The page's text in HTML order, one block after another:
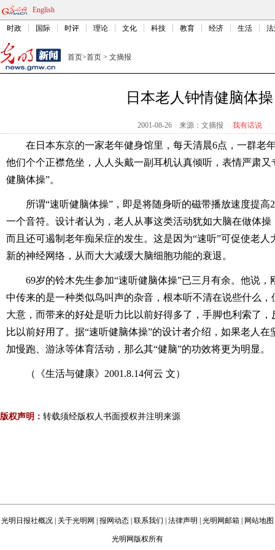
English
时政 国际 时评 理论 文化 科技 教育 经济 生活
首页>首页 > 文摘报
日本老人钟情健脑体操
2001-08-26 来源：文摘报 我有话说
在日本东京的一家老年健身馆里，每天清晨6点，一群老
他们个个正襟危坐，人人头戴一副耳机认真倾听，表情严肃
健脑体操”。
所谓“速听健脑体操”，即是将随身听的磁带播放速度提高
一个音符。设计者认为，老人从事这类活动犹如大脑在做体
而且还可遏制老年痴呆症的发生。这是因为“速听”可促使老
新的神经网络，从而大大减缓大脑细胞功能的衰退。
69岁的铃木先生参加“速听健脑体操”已三月有余。他说，
中传来的是一种类似鸟叫声的杂音，根本听不清在说些什么
大意，而带来的好处是听力比以前好得多了，手脚也利索了
比以前好用了。据“速听健脑体操”的设计者介绍，如果老人在
加慢跑、游泳等体育活动，那么其“健脑”的功效将更为明显。
（《生活与健康》2001.8.14何云 文）
版权声明： 转载须经版权人书面授权并注明来源
光明日报社概况 关于光明网 报网动态 联系我们 法律声明 光明网邮箱 网站地图
光明网版权所有